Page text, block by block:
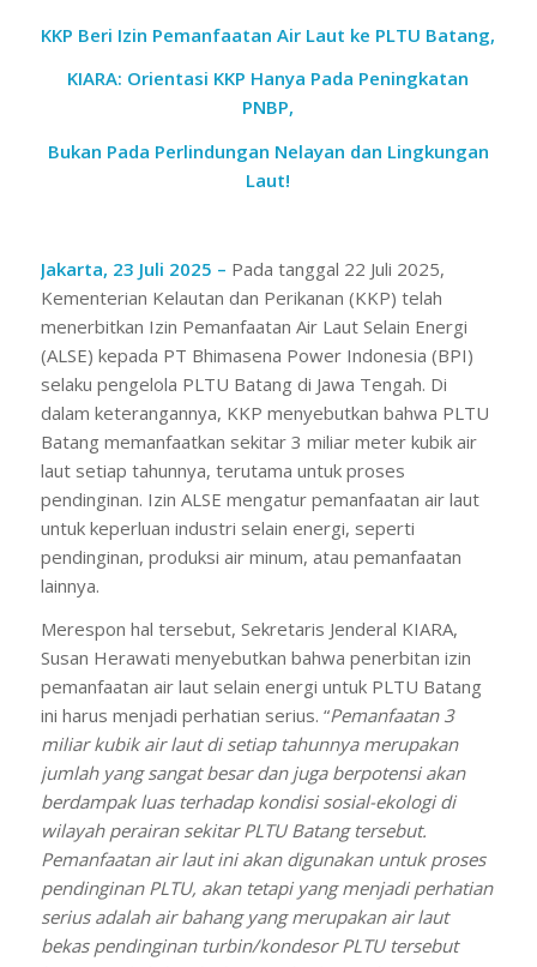
KKP Beri Izin Pemanfaatan Air Laut ke PLTU Batang,
KIARA: Orientasi KKP Hanya Pada Peningkatan
PNBP,
Bukan Pada Perlindungan Nelayan dan Lingkungan
Laut!
Jakarta, 23 Juli 2025 – Pada tanggal 22 Juli 2025,
Kementerian Kelautan dan Perikanan (KKP) telah
menerbitkan Izin Pemanfaatan Air Laut Selain Energi
(ALSE) kepada PT Bhimasena Power Indonesia (BPI)
selaku pengelola PLTU Batang di Jawa Tengah. Di
dalam keterangannya, KKP menyebutkan bahwa PLTU
Batang memanfaatkan sekitar 3 miliar meter kubik air
laut setiap tahunnya, terutama untuk proses
pendinginan. Izin ALSE mengatur pemanfaatan air laut
untuk keperluan industri selain energi, seperti
pendinginan, produksi air minum, atau pemanfaatan
lainnya.
Merespon hal tersebut, Sekretaris Jenderal KIARA,
Susan Herawati menyebutkan bahwa penerbitan izin
pemanfaatan air laut selain energi untuk PLTU Batang
ini harus menjadi perhatian serius. “Pemanfaatan 3
miliar kubik air laut di setiap tahunnya merupakan
jumlah yang sangat besar dan juga berpotensi akan
berdampak luas terhadap kondisi sosial-ekologi di
wilayah perairan sekitar PLTU Batang tersebut.
Pemanfaatan air laut ini akan digunakan untuk proses
pendinginan PLTU, akan tetapi yang menjadi perhatian
serius adalah air bahang yang merupakan air laut
bekas pendinginan turbin/kondesor PLTU tersebut